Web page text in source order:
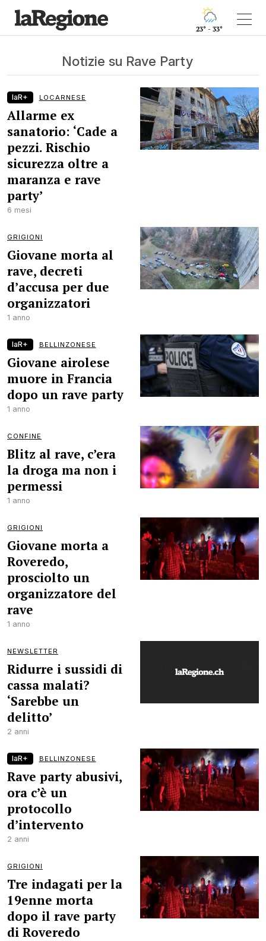
23° - 33°
Notizie su Rave Party
laR+ LOCARNESE
Allarme ex
sanatorio: ‘Cade a
pezzi. Rischio
sicurezza oltre a
maranza e rave
party’
6 mesi
GRIGIONI
Giovane morta al
rave, decreti
d’accusa per due
organizzatori
1 anno
laR+ BELLINZONESE
Giovane airolese
muore in Francia
dopo un rave party
1 anno
CONFINE
Blitz al rave, c’era
la droga ma non i
permessi
1 anno
GRIGIONI
Giovane morta a
Roveredo,
prosciolto un
organizzatore del
rave
1 anno
NEWSLETTER
Ridurre i sussidi di
cassa malati?
‘Sarebbe un
delitto’
2 anni
laR+ BELLINZONESE
Rave party abusivi,
ora c’è un
protocollo
d’intervento
2 anni
GRIGIONI
Tre indagati per la
19enne morta
dopo il rave party
di Roveredo